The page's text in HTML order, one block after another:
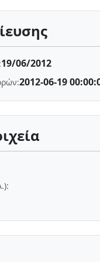
19/06/2012
2012-06-19